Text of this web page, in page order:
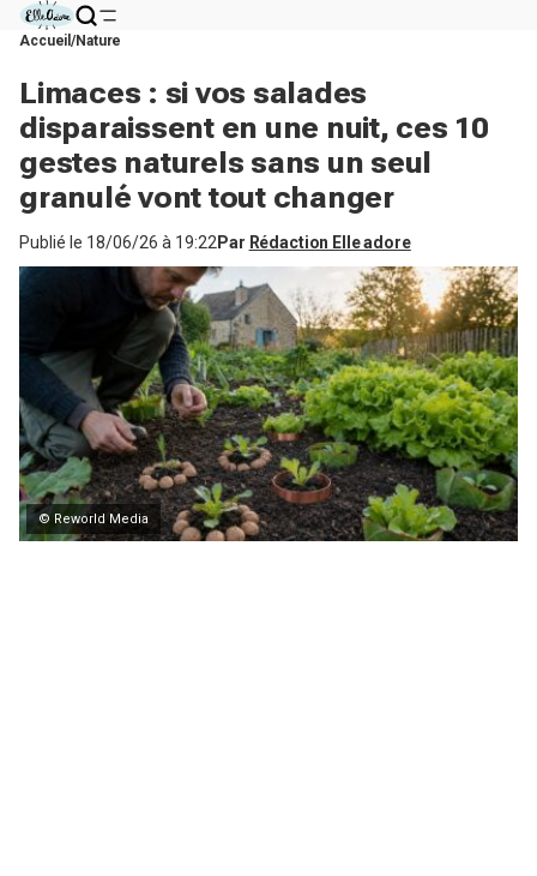
Accueil Nature
Limaces : si vos salades
disparaissent en une nuit, ces 10
gestes naturels sans un seul
granulé vont tout changer
Publié le 18/06/26 à 19:22 Par Rédaction Elle adore
© Reworld Media